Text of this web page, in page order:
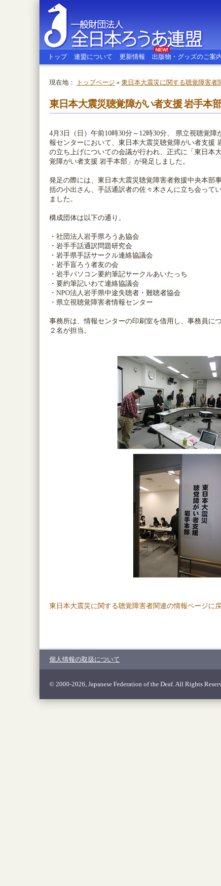
全日本ろうあ連盟
トップ 連盟について 更新情報 出版物・グッズのご案
NEW!
現在地： トップページ » 東日本大震災に関する聴覚障害者
東日本大震災聴覚障がい者支援 岩手本
4月3日（日）午前10時30分～12時30分、 県立視聴覚障
報センターにおいて、東日本大震災聴覚障がい者支援
の立ち上げについての会議が行われ、正式に「東日本
覚障がい者支援 岩手本部」が発足しました。
発足の際には、東日本大震災聴覚障害者救援中央本部
括の小出さん、手話通訳者の佐々木さんに立ち会って
ました。
構成団体は以下の通り。
・社団法人岩手県ろうあ協会
・岩手手話通訳問題研究会
・岩手県手話サークル連絡協議会
・岩手盲ろう者友の会
・岩手パソコン要約筆記サークルあいたっち
・要約筆記いわて連絡協議会
・NPO法人岩手県中途失聴者・難聴者協会
・県立視聴覚障害者情報センター
事務所は、情報センターの印刷室を借用し、事務員に
２名が担当。
東日本大震災に関する聴覚障害者関連の情報ページに
個人情報の取扱について
© 2000-2026, Japanese Federation of the Deaf. All Rights